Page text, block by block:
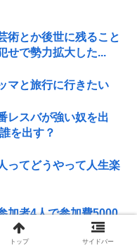
術とか後世に残ること
せで勢力拡大した...
マと旅行に行きたい
レスバが強い奴を出
を出す？
ってどうやって人生楽
加者4人で参加費5000
何円費やし...
トップ サイドバー